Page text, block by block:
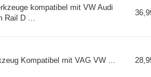
kompatibel mit VW Audi
D ...
Kompatibel mit VAG VW ...